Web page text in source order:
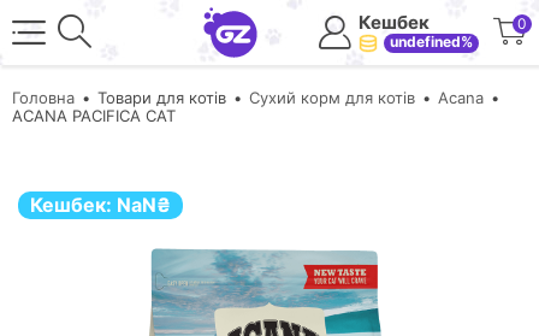
Кешбек
undefined%
0
Головна Товари для котів Сухий корм для котів
Acana
ACANA PACIFICA CAT
Кешбек: NaN₴